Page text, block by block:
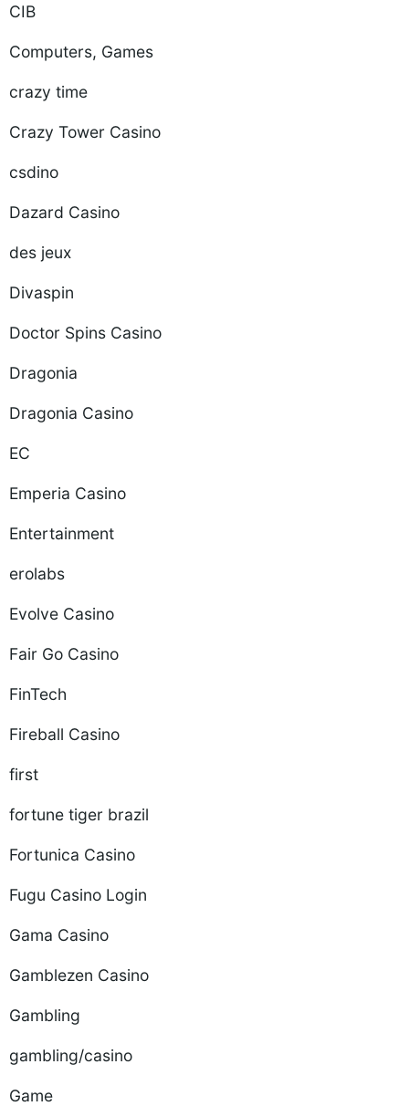
CIB
Computers, Games
crazy time
Crazy Tower Сasino
csdino
Dazard Casino
des jeux
Divaspin
Doctor Spins Casino
Dragonia
Dragonia Casino
EC
Emperia Casino
Entertainment
erolabs
Evolve Casino
Fair Go Casino
FinTech
Fireball Casino
first
fortune tiger brazil
Fortunica Casino
Fugu Casino Login
Gama Casino
Gamblezen Casino
Gambling
gambling/casino
Game